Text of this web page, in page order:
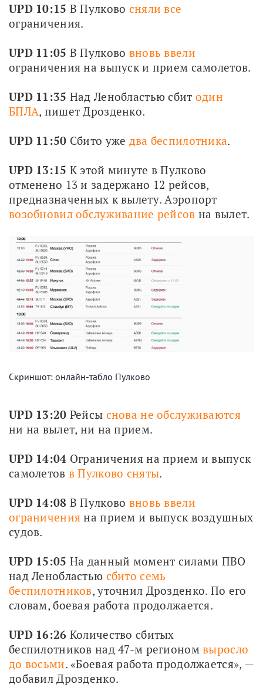
UPD 10:15 В Пулково сняли все
ограничения.
UPD 11:05 В Пулково вновь ввели
ограничения на выпуск и прием самолетов.
UPD 11:35 Над Ленобластью сбит один
БПЛА, пишет Дрозденко.
UPD 11:50 Сбито уже два беспилотника.
UPD 13:15 К этой минуте в Пулково
отменено 13 и задержано 12 рейсов,
возобновил обслуживание рейсов на вылет.
Скриншот: онлайн-табло Пулково
UPD 13:20 Рейсы снова не обслуживаются
ни на вылет, ни на прием.
UPD 14:04 Ограничения на прием и выпуск
самолетов в Пулково сняты.
UPD 14:08 В Пулково вновь ввели
ограничения на прием и выпуск воздушных
судов.
UPD 15:05 На данный момент силами ПВО
над Ленобластью сбито семь
беспилотников, уточнил Дрозденко. По его
словам, боевая работа продолжается.
UPD 16:26 Количество сбитых
беспилотников над 47-м регионом выросло
до восьми. «Боевая работа продолжается», —
добавил Дрозденко.